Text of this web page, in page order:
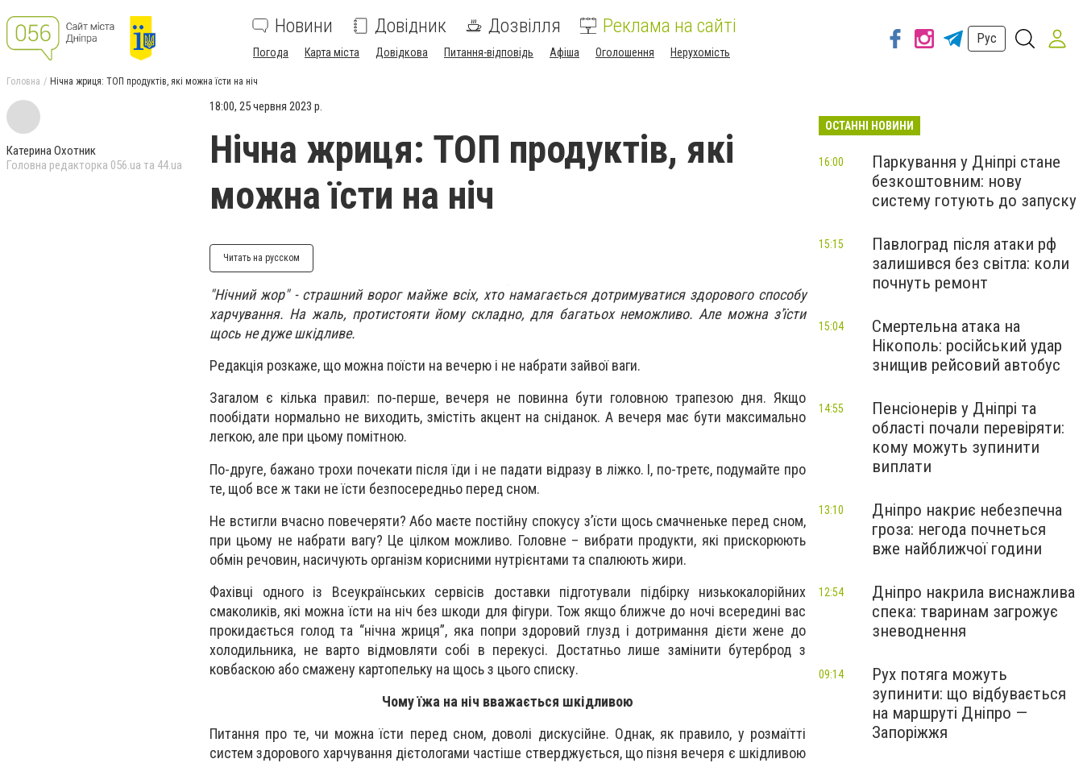
Новини Довідник Дозвілля Реклама на сайті
Погода Карта міста Довідкова Питання-відповідь Афіша Оголошення Нерухомість
Рус
Головна Нічна жриця: ТОП продуктів, які можна їсти на ніч
Катерина Охотник
Головна редакторка 056.ua та 44.ua
18:00, 25 червня 2023 р.
Нічна жриця: ТОП продуктів, які
можна їсти на ніч
Читать на русском
"Нічний жор" - страшний ворог майже всіх, хто намагається дотримуватися здорового способу
харчування. На жаль, протистояти йому складно, для багатьох неможливо. Але можна з'їсти
щось не дуже шкідливе.
Редакція розкаже, що можна поїсти на вечерю і не набрати зайвої ваги.
Загалом є кілька правил: по-перше, вечеря не повинна бути головною трапезою дня. Якщо
пообідати нормально не виходить, змістіть акцент на сніданок. А вечеря має бути максимально
легкою, але при цьому помітною.
По-друге, бажано трохи почекати після їди і не падати відразу в ліжко. І, по-третє, подумайте про
те, щоб все ж таки не їсти безпосередньо перед сном.
Не встигли вчасно повечеряти? Або маєте постійну спокусу з’їсти щось смачненьке перед сном,
при цьому не набрати вагу? Це цілком можливо. Головне – вибрати продукти, які прискорюють
обмін речовин, насичують організм корисними нутрієнтами та спалюють жири.
Фахівці одного із Всеукраїнських сервісів доставки підготували підбірку низькокалорійних
смаколиків, які можна їсти на ніч без шкоди для фігури. Тож якщо ближче до ночі всередині вас
прокидається голод та “нічна жриця”, яка попри здоровий глузд і дотримання дієти жене до
холодильника, не варто відмовляти собі в перекусі. Достатньо лише замінити бутерброд з
ковбаскою або смажену картопельку на щось з цього списку.
Чому їжа на ніч вважається шкідливою
Питання про те, чи можна їсти перед сном, доволі дискусійне. Однак, як правило, у розмаїтті
систем здорового харчування дієтологами частіше стверджується, що пізня вечеря є шкідливою
ОСТАННІ НОВИНИ
Паркування у Дніпрі стане
безкоштовним: нову
систему готують до запуску
16:00
Павлоград після атаки рф
залишився без світла: коли
почнуть ремонт
15:15
Смертельна атака на
Нікополь: російський удар
знищив рейсовий автобус
15:04
Пенсіонерів у Дніпрі та
області почали перевіряти:
кому можуть зупинити
виплати
14:55
Дніпро накриє небезпечна
гроза: негода почнеться
вже найближчої години
13:10
Дніпро накрила виснажлива
спека: тваринам загрожує
зневоднення
12:54
Рух потяга можуть
зупинити: що відбувається
на маршруті Дніпро —
Запоріжжя
09:14